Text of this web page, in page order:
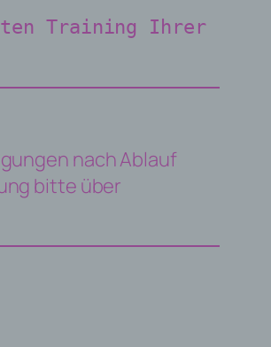
Training Ihrer
nach Ablauf
bitte über